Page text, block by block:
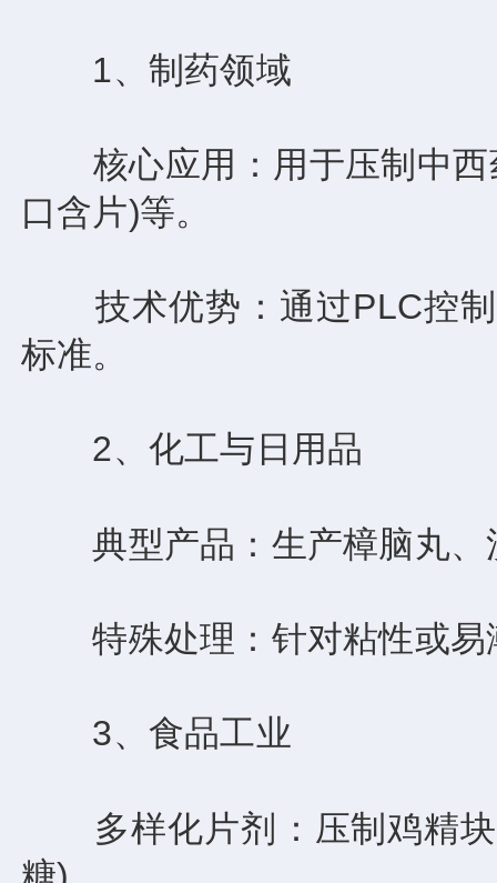
1、制药领域
核心应用‌：用于压制中西
口含片)等。
技术优势‌：通过PLC控制
标准。
2、化工与日用品
典型产品‌：生产樟脑丸、
特殊处理‌：针对粘性或易
3、食品工业
多样化片剂‌：压制鸡精块